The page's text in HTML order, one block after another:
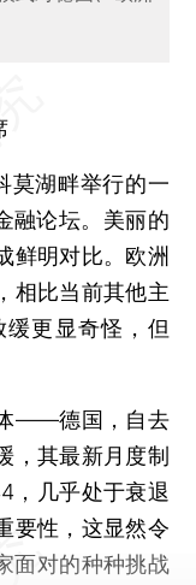
湖畔举行的一
融论坛。美丽的
鲜明对比。欧洲
相比当前其他主
更显奇怪，但
——德国，自去
，其最新月度制
，几乎处于衰退
要性，这显然令
面对的种种挑战